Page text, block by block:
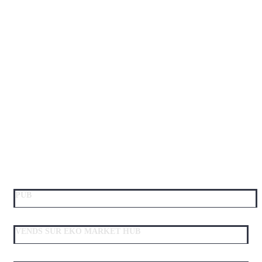
PUB
VENDS SUR EKO MARKET HUB